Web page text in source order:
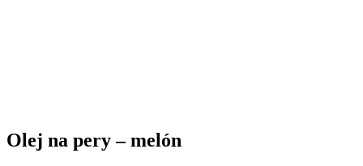
Olej na pery – melón